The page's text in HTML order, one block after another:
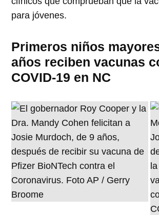
para jóvenes.
Primeros niños
años reciben vacunas
COVID-19 en NC